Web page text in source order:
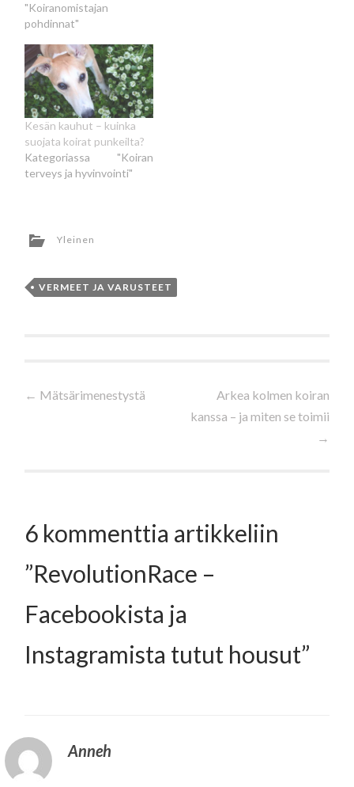
"Koiranomistajan
pohdinnat"
Kesän kauhut – kuinka
suojata koirat punkeilta?
Kategoriassa "Koiran
terveys ja hyvinvointi"
Yleinen
VERMEET JA VARUSTEET
Artikkelien
← Mätsärimenestystä
Arkea kolmen koiran
kanssa – ja miten se toimii
→
6 kommenttia artikkeliin
”RevolutionRace –
Facebookista ja
Instagramista tutut housut”
Anneh